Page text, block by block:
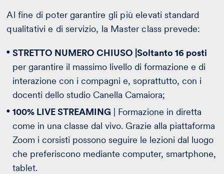
Al fine di poter garantire gli più elevati standard
qualitativi e di servizio, la Master class prevede:
STRETTO NUMERO CHIUSO |Soltanto 16 posti
per garantire il massimo livello di formazione e di
interazione con i compagni e, soprattutto, con i
docenti dello studio Canella Camaiora;
100% LIVE STREAMING | Formazione in diretta
come in una classe dal vivo. Grazie alla piattaforma
Zoom i corsisti possono seguire le lezioni dal luogo
che preferiscono mediante computer, smartphone,
tablet.